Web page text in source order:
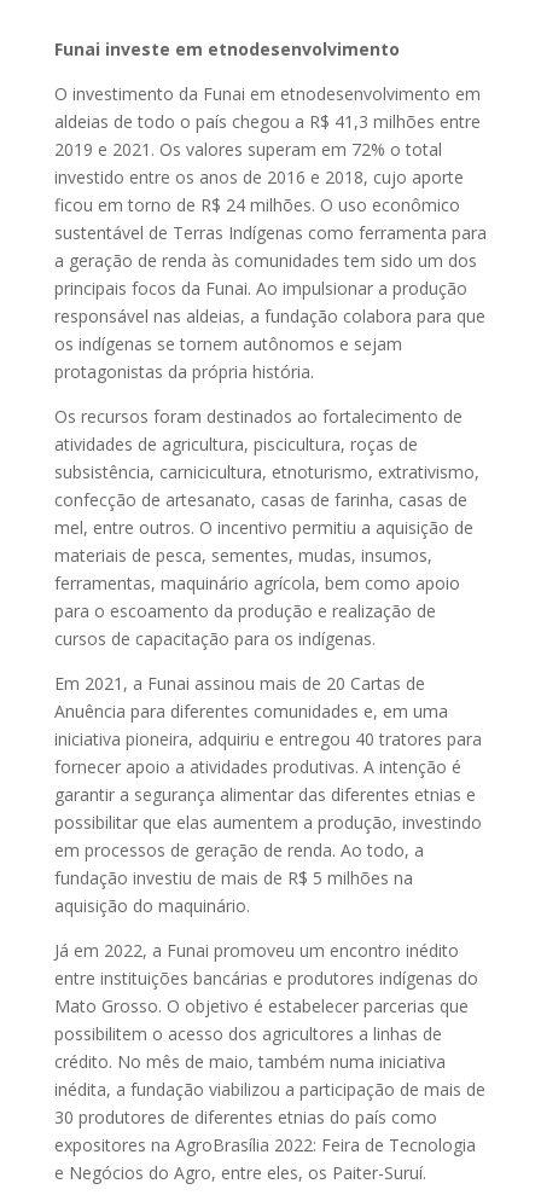
Funai investe em etnodesenvolvimento
O investimento da Funai em etnodesenvolvimento em
aldeias de todo o país chegou a R$ 41,3 milhões entre
2019 e 2021. Os valores superam em 72% o total
investido entre os anos de 2016 e 2018, cujo aporte
ficou em torno de R$ 24 milhões. O uso econômico
sustentável de Terras Indígenas como ferramenta para
a geração de renda às comunidades tem sido um dos
principais focos da Funai. Ao impulsionar a produção
responsável nas aldeias, a fundação colabora para que
os indígenas se tornem autônomos e sejam
protagonistas da própria história.
Os recursos foram destinados ao fortalecimento de
atividades de agricultura, piscicultura, roças de
subsistência, carnicicultura, etnoturismo, extrativismo,
confecção de artesanato, casas de farinha, casas de
mel, entre outros. O incentivo permitiu a aquisição de
materiais de pesca, sementes, mudas, insumos,
ferramentas, maquinário agrícola, bem como apoio
para o escoamento da produção e realização de
cursos de capacitação para os indígenas.
Em 2021, a Funai assinou mais de 20 Cartas de
Anuência para diferentes comunidades e, em uma
iniciativa pioneira, adquiriu e entregou 40 tratores para
fornecer apoio a atividades produtivas. A intenção é
garantir a segurança alimentar das diferentes etnias e
possibilitar que elas aumentem a produção, investindo
em processos de geração de renda. Ao todo, a
fundação investiu de mais de R$ 5 milhões na
aquisição do maquinário.
Já em 2022, a Funai promoveu um encontro inédito
entre instituições bancárias e produtores indígenas do
Mato Grosso. O objetivo é estabelecer parcerias que
possibilitem o acesso dos agricultores a linhas de
crédito. No mês de maio, também numa iniciativa
inédita, a fundação viabilizou a participação de mais de
30 produtores de diferentes etnias do país como
expositores na AgroBrasília 2022: Feira de Tecnologia
e Negócios do Agro, entre eles, os Paiter-Suruí.